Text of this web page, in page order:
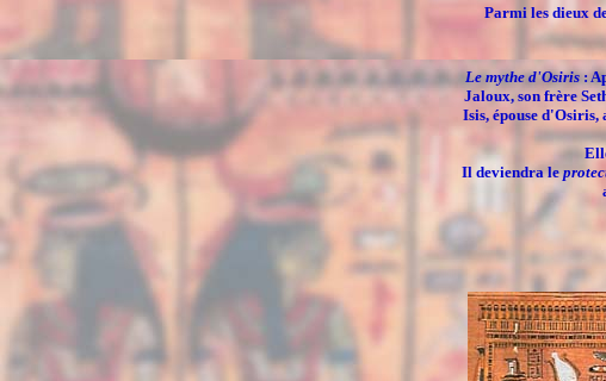
Parmi les dieux
Le mythe d'Osiris :
Jaloux, son frère
Isis, épouse d'Osiris,
Il deviendra le